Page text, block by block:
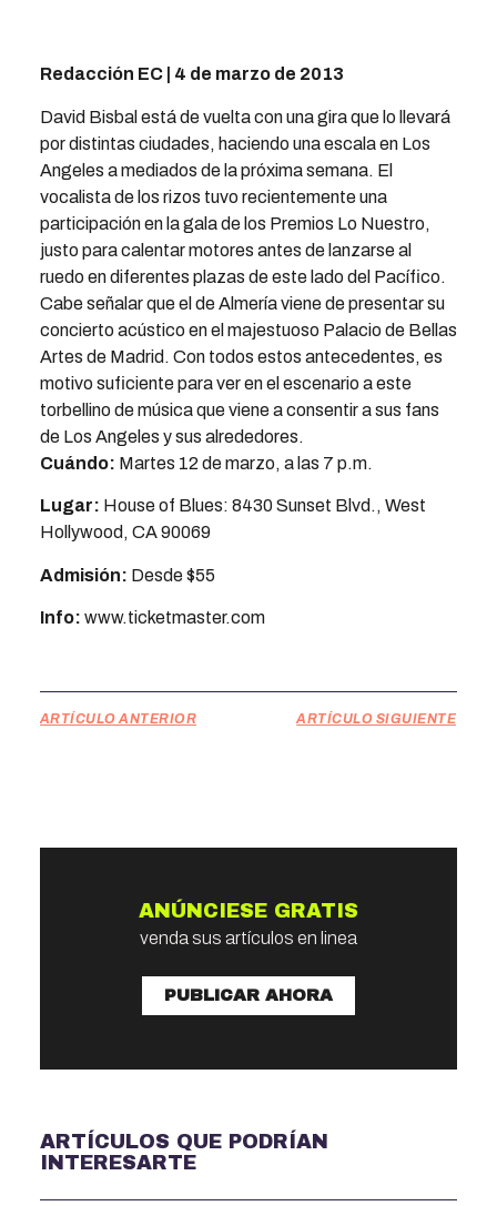
Redacción EC | 4 de marzo de 2013
David Bisbal está de vuelta con una gira que lo llevará
por distintas ciudades, haciendo una escala en Los
Angeles a mediados de la próxima semana. El
vocalista de los rizos tuvo recientemente una
participación en la gala de los Premios Lo Nuestro,
justo para calentar motores antes de lanzarse al
ruedo en diferentes plazas de este lado del Pacífico.
Cabe señalar que el de Almería viene de presentar su
concierto acústico en el majestuoso Palacio de Bellas
Artes de Madrid. Con todos estos antecedentes, es
motivo suficiente para ver en el escenario a este
torbellino de música que viene a consentir a sus fans
de Los Angeles y sus alrededores.
Cuándo: Martes 12 de marzo, a las 7 p.m.
Lugar: House of Blues: 8430 Sunset Blvd., West
Hollywood, CA 90069
Admisión: Desde $55
Info: www.ticketmaster.com
ARTÍCULO ANTERIOR ARTÍCULO SIGUIENTE
ANÚNCIESE GRATIS
venda sus artículos en linea
PUBLICAR AHORA
ARTÍCULOS QUE PODRÍAN
INTERESARTE